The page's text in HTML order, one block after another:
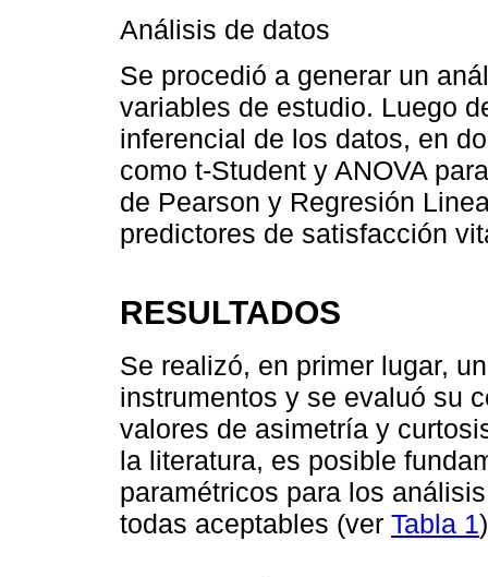
Análisis de datos
Se procedió a generar un
variables de estudio. Luego
inferencial de los datos, en
como t-Student y ANOVA
de Pearson y Regresión
predictores de satisfacción
RESULTADOS
Se realizó, en primer lugar,
instrumentos y se evaluó su
valores de asimetría y
la literatura, es posible
paramétricos para los
todas aceptables (ver Tabla 1